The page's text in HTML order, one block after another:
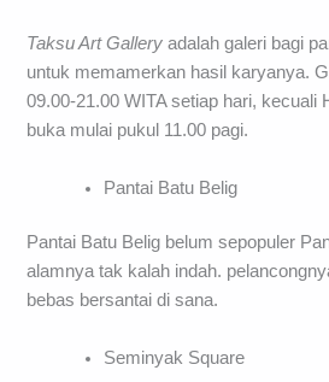
Taksu Art Gallery adalah galeri bagi
untuk memamerkan hasil karyanya.
09.00-21.00 WITA setiap hari, kecuali
buka mulai pukul 11.00 pagi.
Pantai Batu Belig
Pantai Batu Belig belum sepopuler
alamnya tak kalah indah.
bebas bersantai di sana.
Seminyak Square